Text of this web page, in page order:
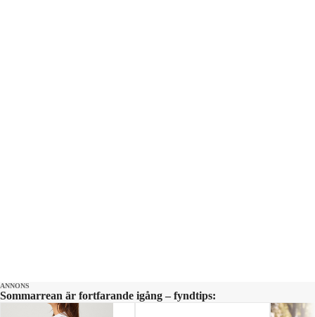
ANNONS
Sommarrean är fortfarande igång – fyndtips: